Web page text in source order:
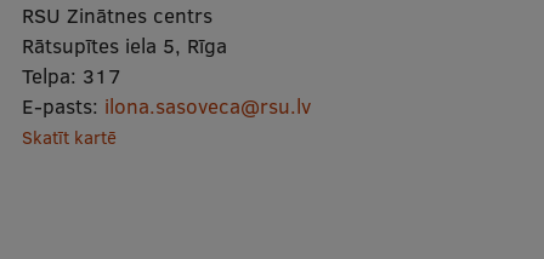
Mobile
galvenā
izvēlne
Studiju iespējas
RSU Zinātnes centrs
Rātsupītes iela 5, Rīga
Telpa: 317
E-pasts: ilona.sasoveca@rsu.lv
Skatīt kartē